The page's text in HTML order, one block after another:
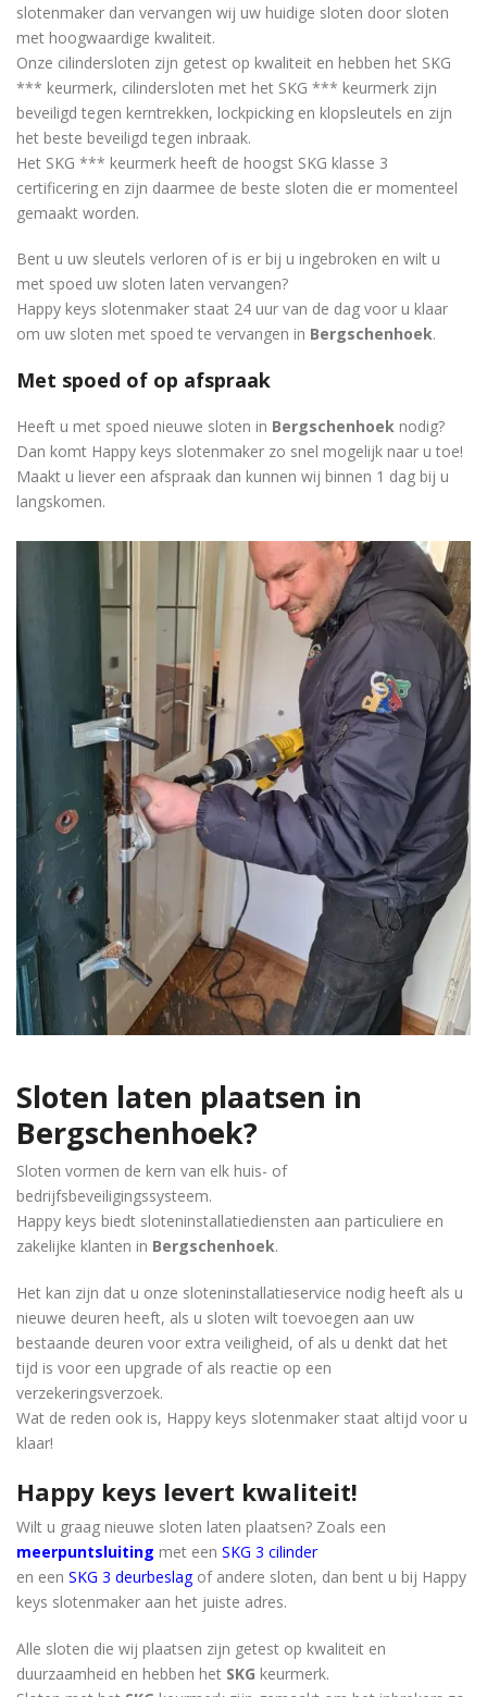
slotenmaker dan vervangen wij uw huidige sloten door sloten
met hoogwaardige kwaliteit.
Onze cilindersloten zijn getest op kwaliteit en hebben het SKG
*** keurmerk, cilindersloten met het SKG *** keurmerk zijn
beveiligd tegen kerntrekken, lockpicking en klopsleutels en zijn
het beste beveiligd tegen inbraak.
Het SKG *** keurmerk heeft de hoogst SKG klasse 3
certificering en zijn daarmee de beste sloten die er momenteel
gemaakt worden.
Bent u uw sleutels verloren of is er bij u ingebroken en wilt u
met spoed uw sloten laten vervangen?
Happy keys slotenmaker staat 24 uur van de dag voor u klaar
om uw sloten met spoed te vervangen in Bergschenhoek.
Met spoed of op afspraak
Heeft u met spoed nieuwe sloten in Bergschenhoek nodig?
Dan komt Happy keys slotenmaker zo snel mogelijk naar u toe!
Maakt u liever een afspraak dan kunnen wij binnen 1 dag bij u
langskomen.
Sloten laten plaatsen in
Bergschenhoek?
Sloten vormen de kern van elk huis- of
bedrijfsbeveiligingssysteem.
Happy keys biedt sloteninstallatiediensten aan particuliere en
zakelijke klanten in Bergschenhoek.
Het kan zijn dat u onze sloteninstallatieservice nodig heeft als u
nieuwe deuren heeft, als u sloten wilt toevoegen aan uw
bestaande deuren voor extra veiligheid, of als u denkt dat het
tijd is voor een upgrade of als reactie op een
verzekeringsverzoek.
Wat de reden ook is, Happy keys slotenmaker staat ​​altijd voor u
klaar!
Happy keys levert kwaliteit!
Wilt u graag nieuwe sloten laten plaatsen? Zoals een
meerpuntsluiting met een SKG 3 cilinder
en een SKG 3 deurbeslagof andere sloten, dan bent u bij Happy
keys slotenmaker aan het juiste adres.
Alle sloten die wij plaatsen zijn getest op kwaliteit en
duurzaamheid en hebben het SKG keurmerk.